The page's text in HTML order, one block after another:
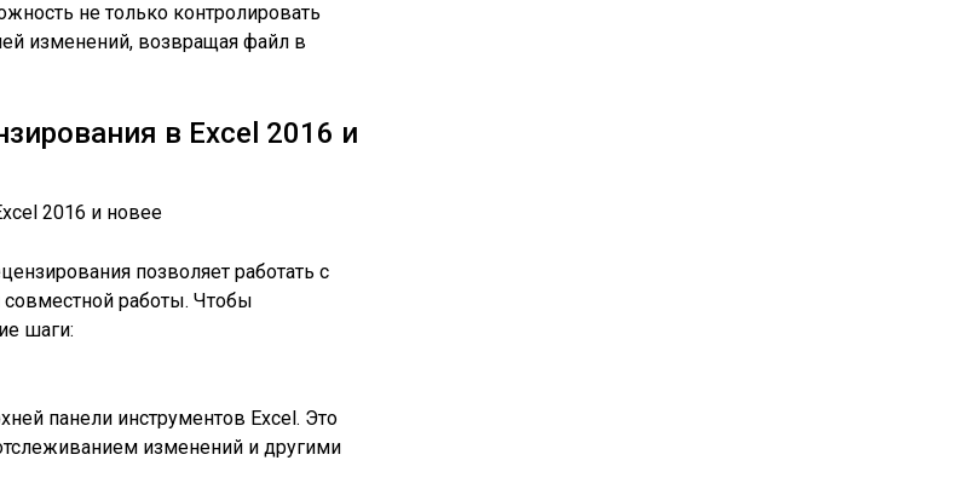
не только контролировать
изменений, возвращая файл в
в Excel 2016 и
позволяет работать с
работы. Чтобы
шаги:
панели инструментов Excel. Это
изменений и другими